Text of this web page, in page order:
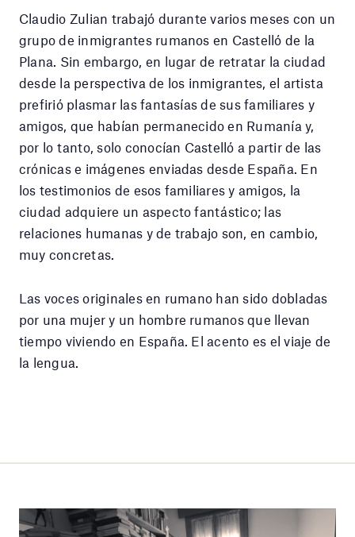
Claudio Zulian trabajó durante varios meses con un
grupo de inmigrantes rumanos en Castelló de la
Plana. Sin embargo, en lugar de retratar la ciudad
desde la perspectiva de los inmigrantes, el artista
prefirió plasmar las fantasías de sus familiares y
amigos, que habían permanecido en Rumanía y,
por lo tanto, solo conocían Castelló a partir de las
crónicas e imágenes enviadas desde España. En
los testimonios de esos familiares y amigos, la
ciudad adquiere un aspecto fantástico; las
relaciones humanas y de trabajo son, en cambio,
muy concretas.
Las voces originales en rumano han sido dobladas
por una mujer y un hombre rumanos que llevan
tiempo viviendo en España. El acento es el viaje de
la lengua.